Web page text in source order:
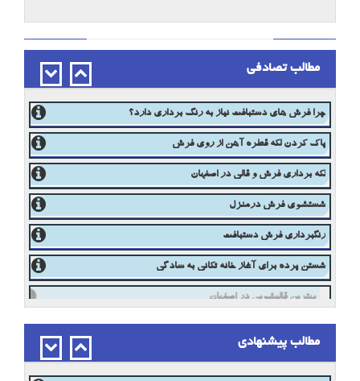
مطالب تصادفی
چرا فرش های دستبافت نیاز به رنگ برداری دارد؟
پاک کردن لکه قطره آهن از روی فرش
لکه برداری فرش و قالی در اصفهان
شستشوی فرش درمنزل
رنگبرداری فرش دستبافت
شستن پرده برای آغاز خانه تکانی به سادگی
بهترین قالیشویی در اصفهان
مطالب پیشنهادی